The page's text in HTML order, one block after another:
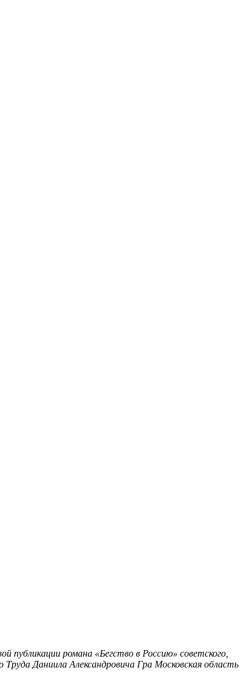
публикации романа «Бегство в Россию» советского,
Даниила Александровича Гра Московская область